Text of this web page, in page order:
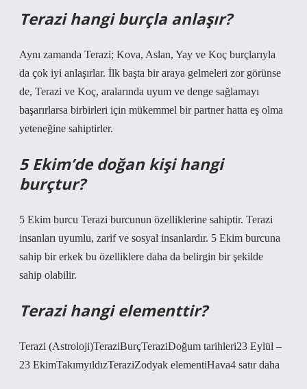
Terazi hangi burçla anlaşır?
Aynı zamanda Terazi; Kova, Aslan, Yay ve Koç burçlarıyla
da çok iyi anlaşırlar. İlk başta bir araya gelmeleri zor görünse
de, Terazi ve Koç, aralarında uyum ve denge sağlamayı
başarırlarsa birbirleri için mükemmel bir partner hatta eş olma
yeteneğine sahiptirler.
5 Ekim’de doğan kişi hangi
burçtur?
5 Ekim burcu Terazi burcunun özelliklerine sahiptir. Terazi
insanları uyumlu, zarif ve sosyal insanlardır. 5 Ekim burcuna
sahip bir erkek bu özelliklere daha da belirgin bir şekilde
sahip olabilir.
Terazi hangi elementtir?
Terazi (Astroloji)TeraziBurçTeraziDoğum tarihleri23 Eylül –
23 EkimTakımyıldızTeraziZodyak elementiHava4 satır daha